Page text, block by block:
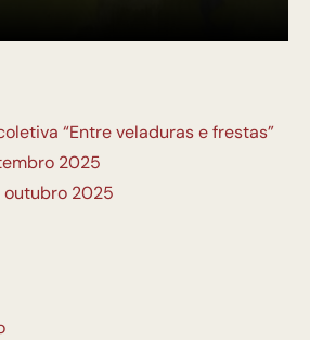
“Entre veladuras e frestas”
2025
outubro 2025